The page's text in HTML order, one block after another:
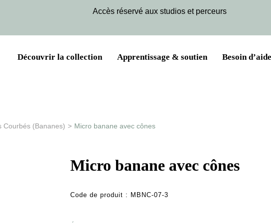
Accès réservé aux studios et perceurs
Découvrir la collection Apprentissage & soutien Besoin
Courbés (Bananes) > Micro banane avec cônes
Micro banane avec cônes
Code de produit : MBNC-07-3